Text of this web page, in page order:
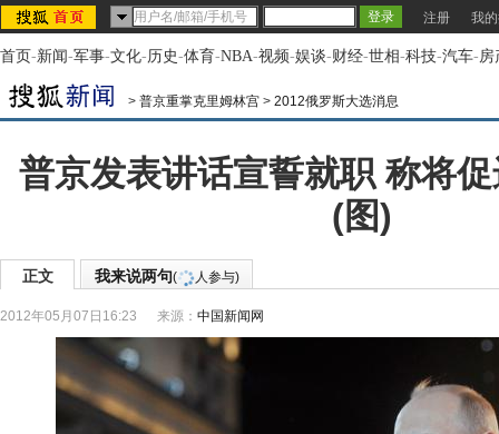
注册 我
首页-新闻-军事-文化-历史-体育-NBA-视频-娱谈-财经-世相-科技-汽车-房
> 普京重掌克里姆林宫 > 2012俄罗斯大选消息
普京发表讲话宣誓就职 称将
(图)
正文 我来说两句( 人参与)
2012年05月07日16:23 来源： 中国新闻网